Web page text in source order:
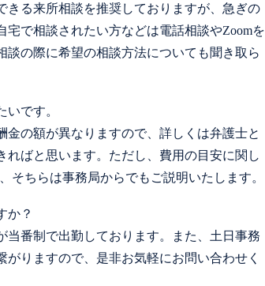
きる来所相談を推奨しておりますが、急ぎの
宅で相談されたい方などは電話相談やZoomを
談の際に希望の相談方法についても聞き取ら
です。
の額が異なりますので、詳しくは弁護士と
ればと思います。ただし、費用の目安に関し
そちらは事務局からでもご説明いたします。
か？
番制で出勤しております。また、土日事務
がりますので、是非お気軽にお問い合わせく